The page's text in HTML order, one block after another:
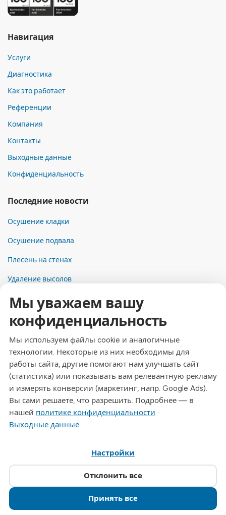
Позвонить · 03726 720560
Навигация
Услуги
Диагностика
Как это работает
Референции
Компания
Контакты
Выходные данные
Конфиденциальность
Последние новости
Осушение кладки
Осушение подвала
Плесень на стенах
Удаление высолов
Контакты
Адрес
Dresdner Straße 24, 09577 Niederwiesa
Телефон
+49 (0)3726 - 720 560
Эл. почта
info@drymat.de
Часы работы
Пн-Пт: 08:00 - 15:00
© 2026 Drymat Systeme GmbH.Настройки cookie
Мы уважаем вашу
конфиденциальность
Мы используем файлы cookie и аналогичные
технологии. Некоторые из них необходимы для
работы сайта, другие помогают нам улучшать сайт
(статистика) или показывать вам релевантную рекламу
и измерять конверсии (маркетинг, напр. Google Ads).
Вы сами решаете, что разрешить. Подробнее — в
нашей политике конфиденциальности ·
Выходные данные.
Настройки
Отклонить все
Принять все